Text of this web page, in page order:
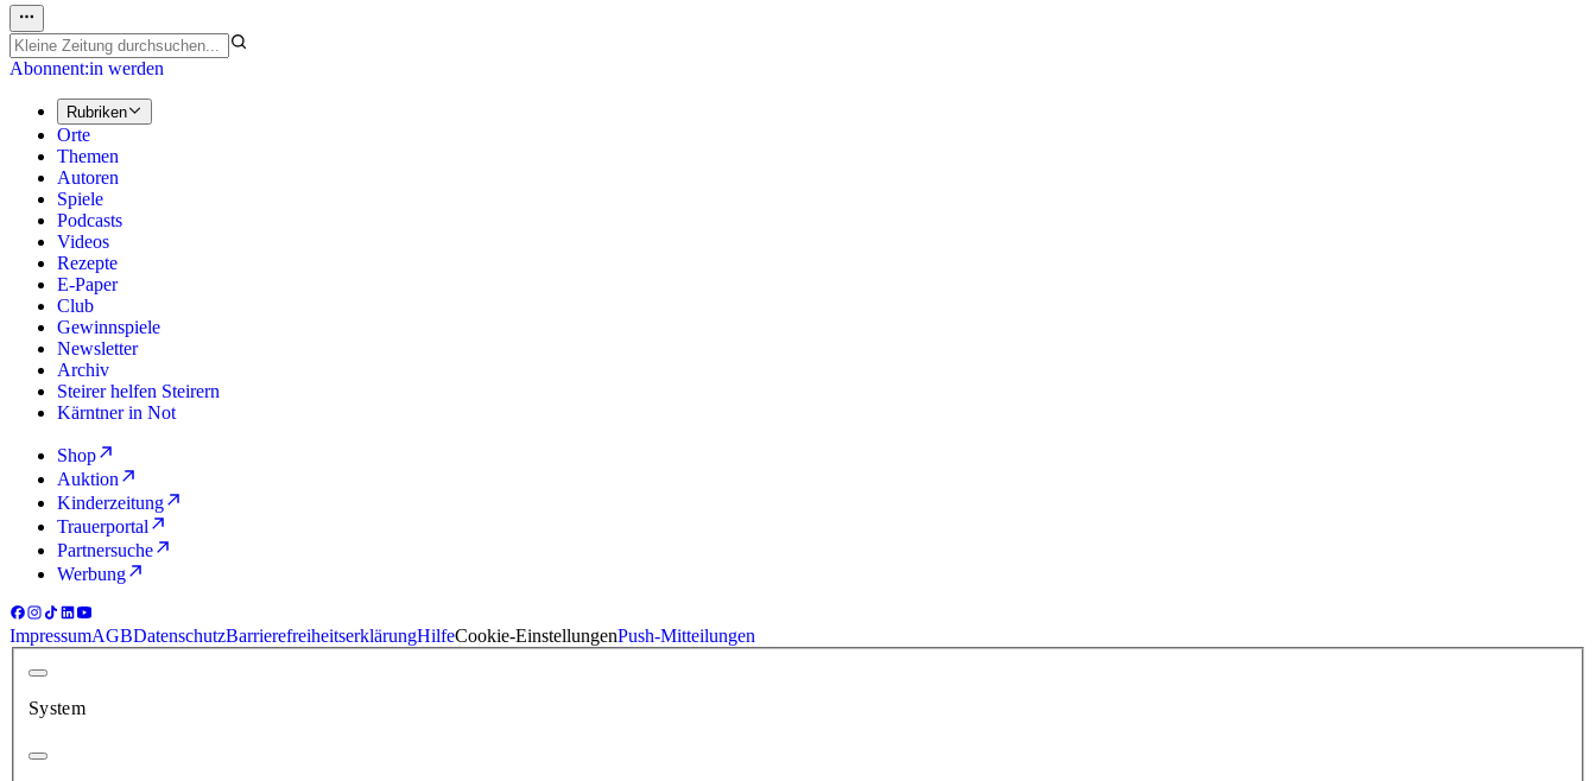
Abonnent:in werden
Rubriken
Orte
Themen
Autoren
Spiele
Podcasts
Videos
Rezepte
E-Paper
Club
Gewinnspiele
Newsletter
Archiv
Steirer helfen Steirern
Kärntner in Not
Shop
Auktion
Kinderzeitung
Trauerportal
Partnersuche
Werbung
ImpressumAGBDatenschutzBarrierefreiheitserklärungHilfeCookie-EinstellungenPush-Mitteilungen
System